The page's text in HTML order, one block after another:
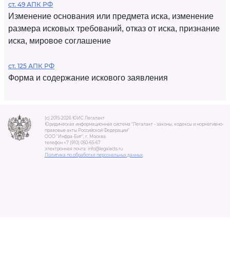
ст. 49 АПК РФ
Изменение основания или предмета иска, изменение
размера исковых требований, отказ от иска, признание
иска, мировое соглашение
ст. 125 АПК РФ
Форма и содержание искового заявления
(c) 2015-2026 ЮИС Легалакт
Юридическая информационная система "Легалакт - законы, кодексы и нормативно-
правовые акты Российской Федерации"
ООО "Инфра-Бит", г. Москва.
телефон +7 (910) 050-65-67
электронная почта: info@legalacts.ru
Политика по обработке персональных данных